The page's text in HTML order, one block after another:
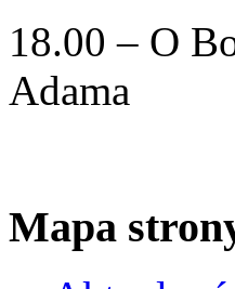
18.00 – O
Adama
Mapa